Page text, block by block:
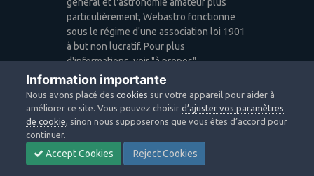
particulièrement, Webastro fonctionne
sous le régime d'une association loi 1901
à but non lucratif. Pour plus
d'informations, voir "à propos".
Publicité: pas de publicité
Icons made byFreepik,Alessio Atzeni,
Pixel Buddha,Icon Pondfrom
www.flaticon.comis licensed by CC 3.0
BY
Design images: Courtesy NASA/JPL-
Information importante
Nous avons placé descookies sur votre appareil pour aider à
améliorer ce site. Vous pouvez choisird’ajuster vos paramètres
de cookie, sinon nous supposerons que vous êtes d’accord pour
continuer.
Accept Cookies Reject Cookies